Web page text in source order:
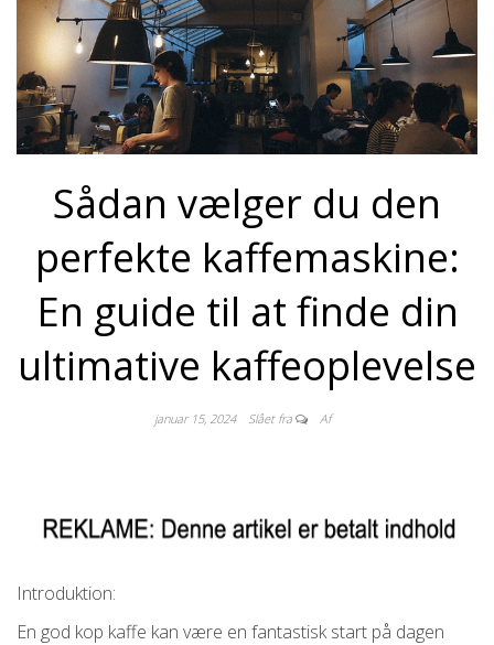
Sådan vælger du den
perfekte kaffemaskine:
En guide til at finde din
ultimative kaffeoplevelse
januar 15, 2024 Slået fra Af
Introduktion:
En god kop kaffe kan være en fantastisk start på dagen